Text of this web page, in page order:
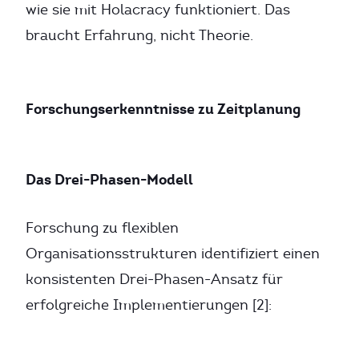
wie sie mit Holacracy funktioniert. Das
braucht Erfahrung, nicht Theorie.
Forschungserkenntnisse zu Zeitplanung
Das Drei-Phasen-Modell
Forschung zu flexiblen
Organisationsstrukturen identifiziert einen
konsistenten Drei-Phasen-Ansatz für
erfolgreiche Implementierungen [2]: